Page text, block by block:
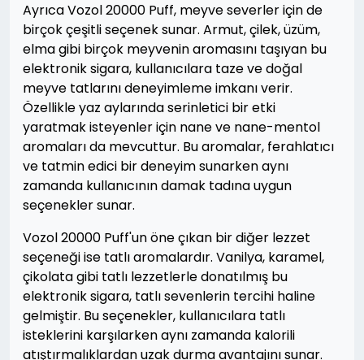
Ayrıca Vozol 20000 Puff, meyve severler için de
birçok çeşitli seçenek sunar. Armut, çilek, üzüm,
elma gibi birçok meyvenin aromasını taşıyan bu
elektronik sigara, kullanıcılara taze ve doğal
meyve tatlarını deneyimleme imkanı verir.
Özellikle yaz aylarında serinletici bir etki
yaratmak isteyenler için nane ve nane-mentol
aromaları da mevcuttur. Bu aromalar, ferahlatıcı
ve tatmin edici bir deneyim sunarken aynı
zamanda kullanıcının damak tadına uygun
seçenekler sunar.
Vozol 20000 Puff'un öne çıkan bir diğer lezzet
seçeneği ise tatlı aromalardır. Vanilya, karamel,
çikolata gibi tatlı lezzetlerle donatılmış bu
elektronik sigara, tatlı sevenlerin tercihi haline
gelmiştir. Bu seçenekler, kullanıcılara tatlı
isteklerini karşılarken aynı zamanda kalorili
atıştırmalıklardan uzak durma avantajını sunar.